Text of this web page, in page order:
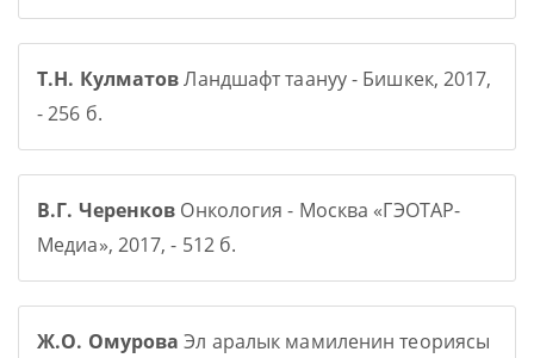
Т.Н. КулматовЛандшафт таануу - Бишкек, 2017,
- 256 б.
В.Г. Черенков Онкология - Москва «ГЭОТАР-
Медиа», 2017, - 512 б.
Ж.О. Омурова Эл аралык мамиленин теориясы